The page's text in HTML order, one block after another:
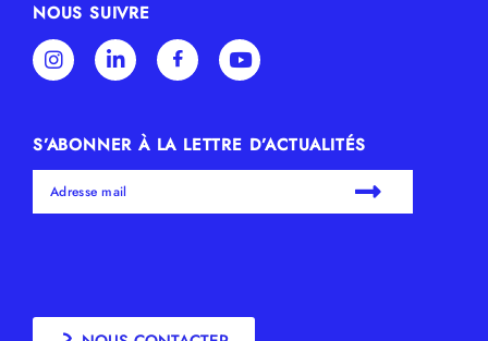
ANNÉE DE CRÉATION DU PRIX
NOUS SUIVRE
S’ABONNER À LA LETTRE D’ACTUALITÉS